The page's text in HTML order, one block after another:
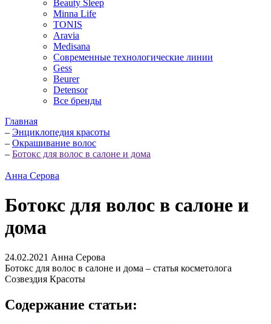
Beauty Sleep
Minna Life
TONIS
Aravia
Medisana
Современные технологические линии
Gess
Beurer
Detensor
Все бренды
Главная
– Энциклопедия красоты
– Окрашивание волос
– Ботокс для волос в салоне и дома
Анна Серова
Ботокс для волос в салоне и
дома
24.02.2021 Анна Серова
Ботокс для волос в салоне и дома – статья косметолога
Созвездия Красоты
Содержание статьи: